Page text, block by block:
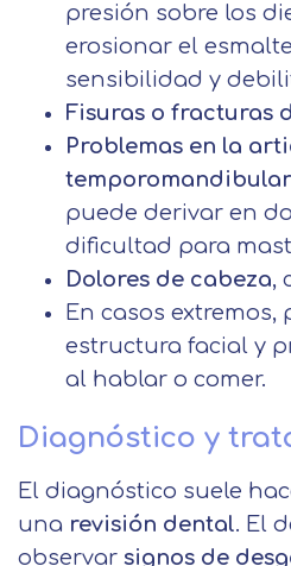
presión sobre los
erosionar el
sensibilidad y
Fisuras o fracturas
Problemas en la
temporomandibular
puede derivar en
dificultad para
Dolores de cabeza,
En casos
estructura facial y
al hablar o comer.
Diagnóstico y
El diagnóstico suele
una revisión dental. El
observar signos de
Nombre